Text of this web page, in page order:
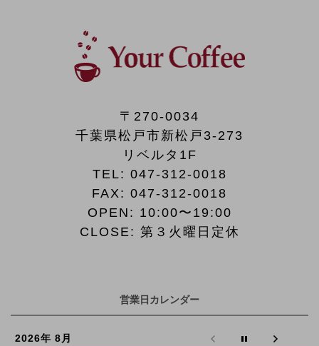
〒270-0034
千葉県松戸市新松戸3-273
リベルタ1F
TEL: 047-312-0018
FAX: 047-312-0018
OPEN: 10:00〜19:00
CLOSE: 第３火曜日定休
営業日カレンダー
2026年 8月